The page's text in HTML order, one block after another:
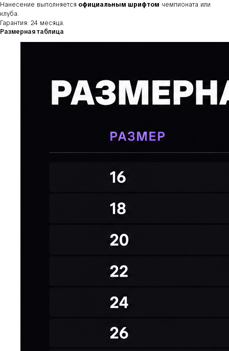
Нанесение выполняется официальным шрифтом чемпионата или
клуба.
Гарантия: 24 месяца.
Размерная таблица